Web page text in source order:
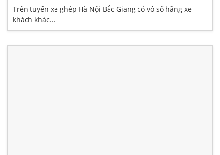
Trên tuyến xe ghép Hà Nội Bắc Giang có vô số hãng xe
khách khác...